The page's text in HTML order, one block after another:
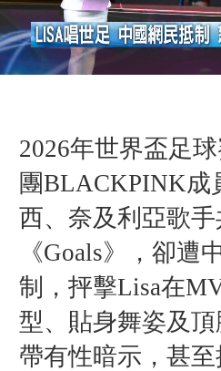
2026年世界盃足
團BLACKPINK成
西、奈及利亞歌
《Goals》，卻遭
制，抨擊Lisa在
型、貼身舞姿及頂
帶有性暗示，甚